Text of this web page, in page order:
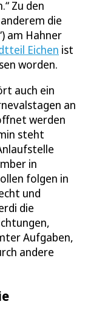
Zu den
die
am Hahner
Eichen ist
worden.
auch ein
an
werden
steht
in
folgen in
und
die
Aufgaben,
andere